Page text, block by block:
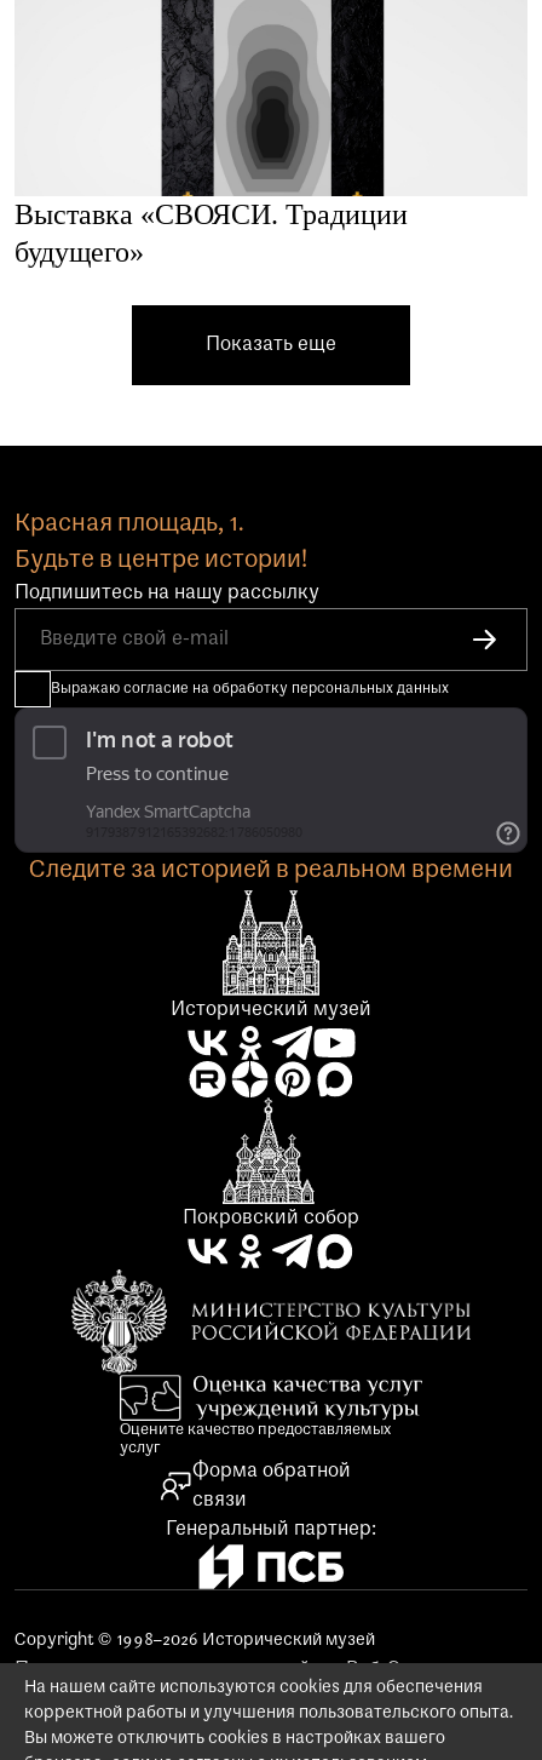
Выставка «СВОЯСИ. Традиции
будущего»
Показать еще
Красная площадь, 1.
Будьте в центре истории!
Подпишитесь на нашу рассылку
Выражаю согласие на обработку персональных данных
Следите за историей в реальном времени
Исторический музей
Покровский собор
Генеральный партнер:
Оцените качество предоставляемых
услуг
Форма обратной
связи
Copyright © 1998–2026 Исторический музей
Использование материалов сайта
Заказ изображений предметов музейного фонда
На нашем сайте используются cookies для обеспечения
корректной работы и улучшения пользовательского опыта.
Вы можете отключить cookies в настройках вашего